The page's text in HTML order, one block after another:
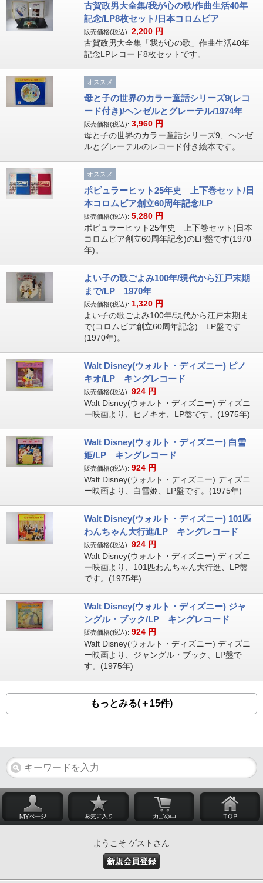
古賀政男大全集/我が心の歌/作曲生活40年
記念/LP8枚セット/日本コロムビア
販売価格(税込): 2,200 円
古賀政男大全集「我が心の歌」作曲生活40年
記念LPレコード8枚セットです。
オススメ
母と子の世界のカラー童話シリーズ9(レコ
ード付き)/ヘンゼルとグレーテル/1974年
販売価格(税込): 3,960 円
母と子の世界のカラー童話シリーズ9、ヘンゼ
ルとグレーテルのレコード付き絵本です。
オススメ
ポピュラーヒット25年史 上下巻セット/日
本コロムビア創立60周年記念/LP
販売価格(税込): 5,280 円
ポピュラーヒット25年史 上下巻セット(日本
コロムビア創立60周年記念)のLP盤です(1970
年)。
よい子の歌ごよみ100年/現代から江戸末期
まで/LP 1970年
販売価格(税込): 1,320 円
よい子の歌ごよみ100年/現代から江戸末期ま
で(コロムビア創立60周年記念) LP盤です
(1970年)。
Walt Disney(ウォルト・ディズニー) ピノ
キオ/LP キングレコード
販売価格(税込): 924 円
Walt Disney(ウォルト・ディズニー) ディズニ
ー映画より、ピノキオ、LP盤です。(1975年)
Walt Disney(ウォルト・ディズニー) 白雪
姫/LP キングレコード
販売価格(税込): 924 円
Walt Disney(ウォルト・ディズニー) ディズニ
ー映画より、白雪姫、LP盤です。(1975年)
Walt Disney(ウォルト・ディズニー) 101匹
わんちゃん大行進/LP キングレコード
販売価格(税込): 924 円
Walt Disney(ウォルト・ディズニー) ディズニ
ー映画より、101匹わんちゃん大行進、LP盤
です。(1975年)
Walt Disney(ウォルト・ディズニー) ジャ
ングル・ブック/LP キングレコード
販売価格(税込): 924 円
Walt Disney(ウォルト・ディズニー) ディズニ
ー映画より、ジャングル・ブック、LP盤で
す。(1975年)
もっとみる(＋15件)
ようこそ ゲストさん
新規会員登録